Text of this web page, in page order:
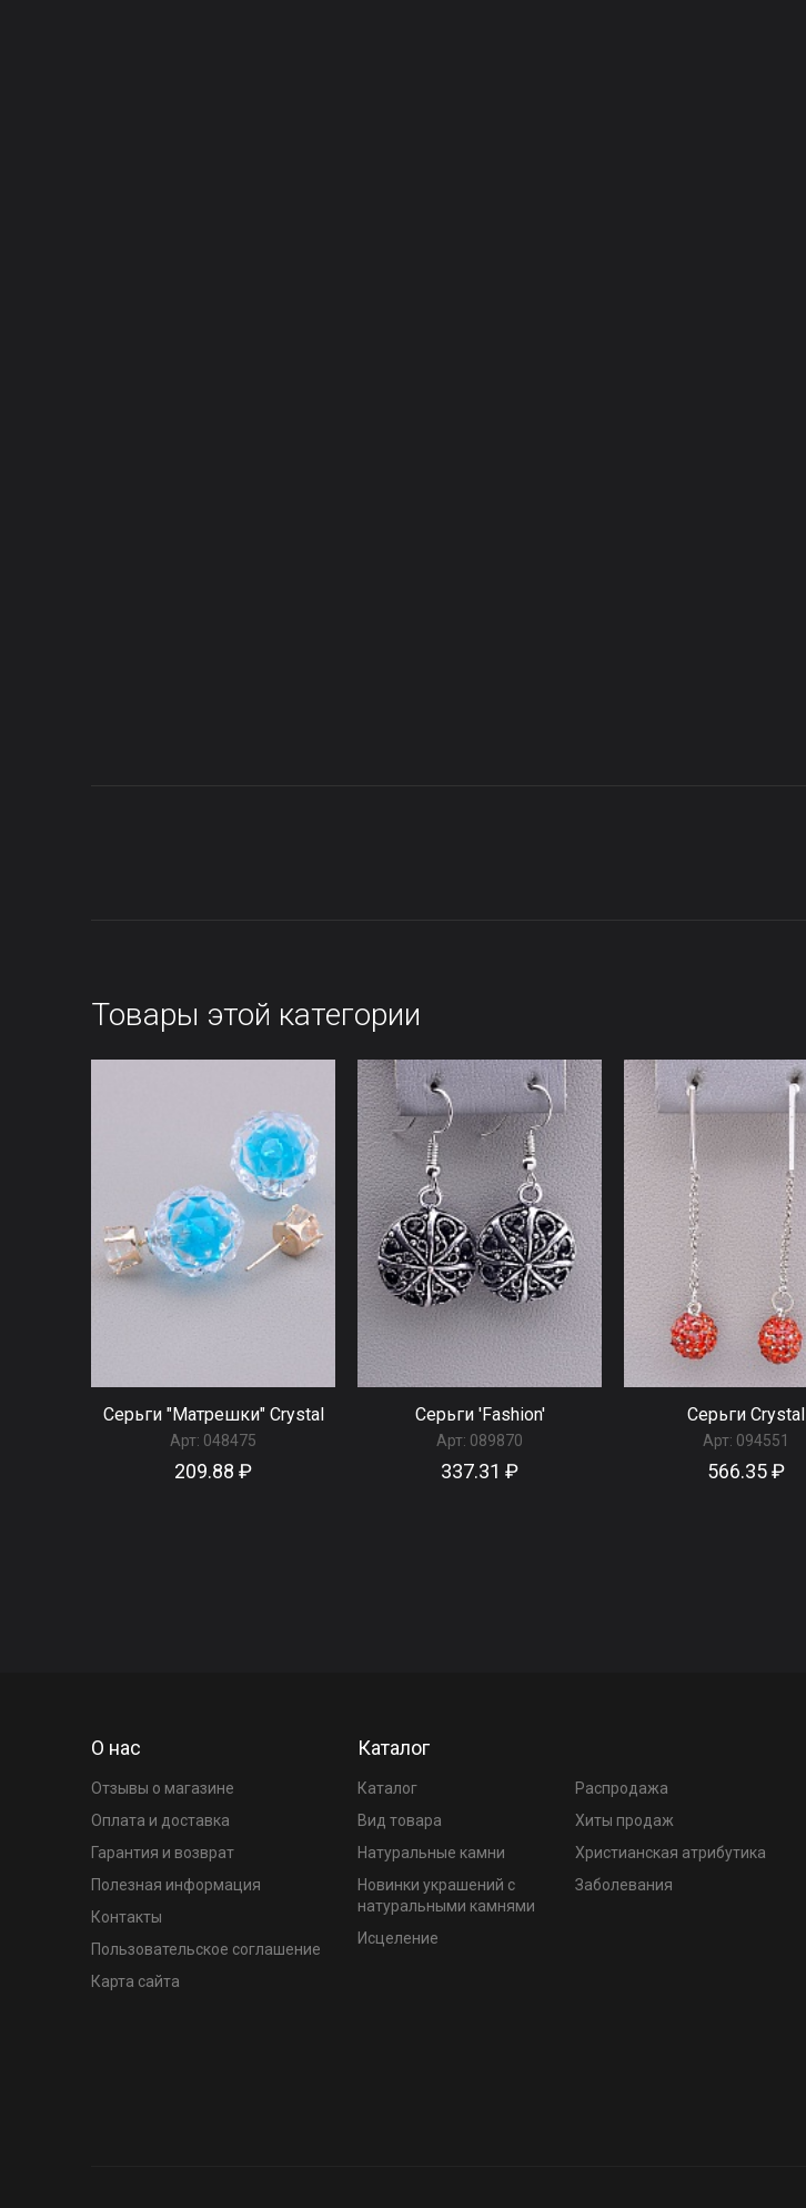
Товары этой категории
Серьги "Матрешки" Сrystal
Арт: 048475
209.88 ₽
Серьги 'Fashion'
Арт: 089870
337.31 ₽
Серьги Сrystal
Арт: 094551
566.35 ₽
О нас
Отзывы о магазине
Оплата и доставка
Гарантия и возврат
Полезная информация
Контакты
Пользовательское соглашение
Карта сайта
Каталог
Каталог
Вид товара
Натуральные камни
Новинки украшений с
натуральными камнями
Распродажа
Хиты продаж
Христианская атрибутика
Заболевания
Исцеление